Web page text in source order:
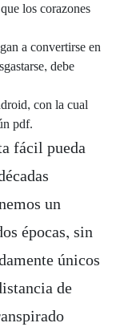
los corazones
a convertirse en
debe
con la cual
pdf.
fácil pueda
un
épocas, sin
únicos
de